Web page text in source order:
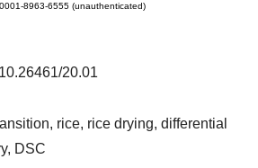
8963-6555 (unauthenticated)
20.01
rice, rice drying, differential
DSC